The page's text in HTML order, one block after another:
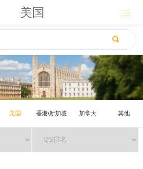
美国 
美国 香港/新加坡 加拿大 其他